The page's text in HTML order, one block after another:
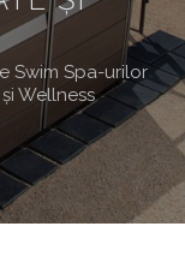
Swim Spa-urilor
Wellness